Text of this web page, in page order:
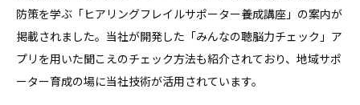
防策を学ぶ「ヒアリングフレイルサポーター養成講座」の案内が
掲載されました。当社が開発した「みんなの聴脳力チェック」ア
プリを用いた聞こえのチェック方法も紹介されており、地域サポ
ーター育成の場に当社技術が活用されています。